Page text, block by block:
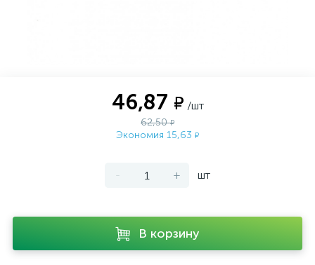
46,87 ₽ /шт
62,50₽
Экономия 15,63 ₽
- + шт
В корзину